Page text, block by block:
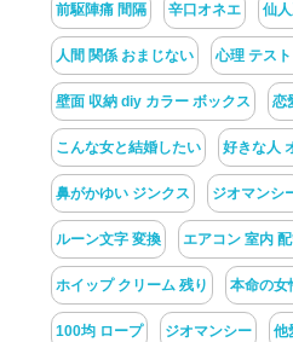
前駆陣痛 間隔 辛口オネエ 仙
人間 関係 おまじない 心理 テス
壁面 収納 diy カラー ボックス 恋
こんな女と結婚したい 好きな人
鼻がかゆい ジンクス ジオマンシ
ルーン文字 変換 エアコン 室内
ホイップ クリーム 残り 本命の女
100均 ロープ ジオマンシー 他